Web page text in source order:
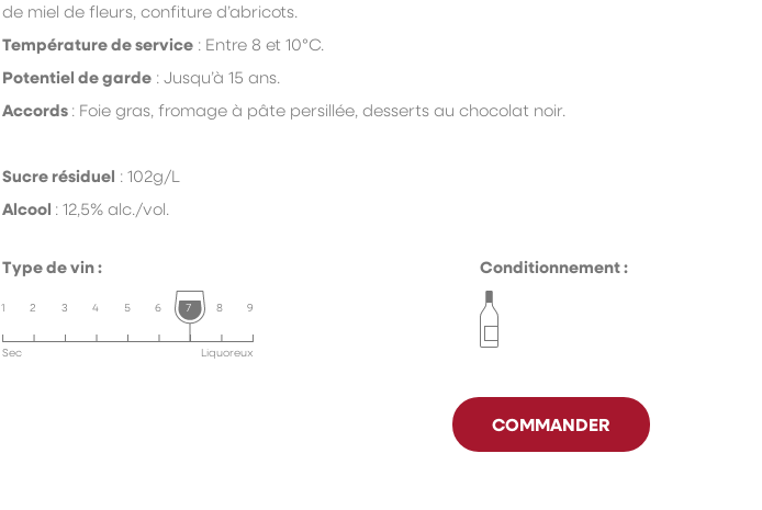
de miel de fleurs, confiture d’abricots.
Température de service : Entre 8 et 10°C.
Potentiel de garde : Jusqu’à 15 ans.
Accords : Foie gras, fromage à pâte persillée, desserts au chocolat noir.
Sucre résiduel : 102g/L
Alcool : 12,5% alc./vol.
Type de vin :
1 2 3 4 5 6 7 8 9
Sec Liquoreux
Conditionnement :
COMMANDER